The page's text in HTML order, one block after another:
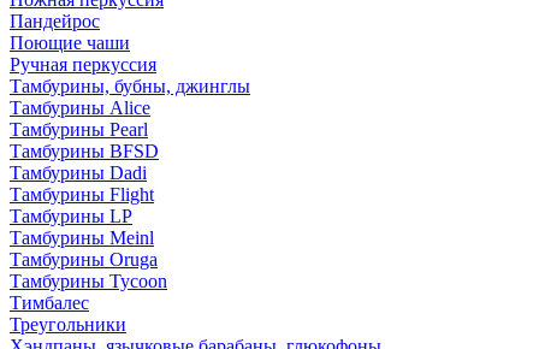
Пандейрос
Поющие чаши
Ручная перкуссия
Тамбурины, бубны, джинглы
Тамбурины Alice
Тамбурины Pearl
Тамбурины BFSD
Тамбурины Dadi
Тамбурины Flight
Тамбурины LP
Тамбурины Meinl
Тамбурины Oruga
Тамбурины Tycoon
Тимбалес
Треугольники